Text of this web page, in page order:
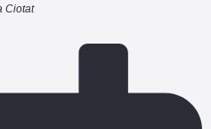
Ciotat